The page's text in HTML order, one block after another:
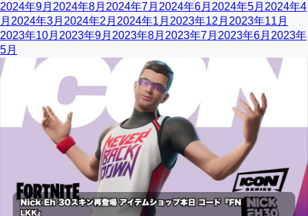
2024年9月 2024年8月 2024年7月 2024年6月 2024年5月 2024年4
月 2024年3月 2024年2月 2024年1月 2023年12月 2023年11月
2023年10月 2023年9月 2023年8月 2023年7月 2023年6月 2023年
5月